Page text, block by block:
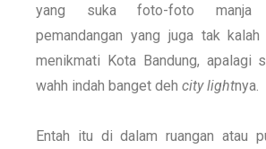
yang suka foto-foto manja
pemandangan yang juga tak kalah
menikmati Kota Bandung, apalagi
wahh indah banget deh city lightnya.
Entah itu di dalam ruangan atau